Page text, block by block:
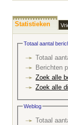
Statistieken
Totaal aantal
Totaal
Berichten
Zoek alle
Zoek alle
Weblog
Totaal